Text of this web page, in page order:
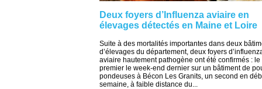
Deux foyers d’Influenza aviaire en
élevages détectés en Maine et Loire
Suite à des mortalités importantes dans deux
d’élevages du département, deux foyers
aviaire hautement pathogène ont été confirmés : le
premier le week-end dernier sur un bâtiment de
pondeuses à Bécon Les Granits, un second en
semaine, à faible distance du...